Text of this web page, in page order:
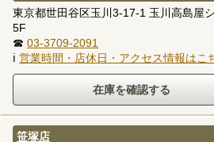
東京都世田谷区玉川3-17-1 玉川高島屋
5F
☎ 03-3709-2091
ℹ 営業時間・店休日・アクセス情報はこ
笹塚店